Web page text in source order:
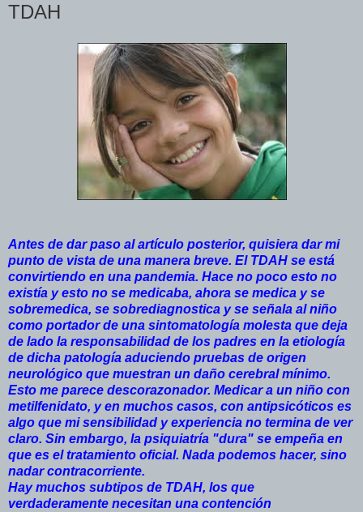
TDAH
Antes de dar paso al artículo posterior, quisiera dar mi
punto de vista de una manera breve. El TDAH se está
convirtiendo en una pandemia. Hace no poco esto no
existía y esto no se medicaba, ahora se medica y se
sobremedica, se sobrediagnostica y se señala al niño
como portador de una sintomatología molesta que deja
de lado la responsabilidad de los padres en la etiología
de dicha patología aduciendo pruebas de origen
neurológico que muestran un daño cerebral mínimo.
Esto me parece descorazonador. Medicar a un niño con
metilfenidato, y en muchos casos, con antipsicóticos es
algo que mi sensibilidad y experiencia no termina de ver
claro. Sin embargo, la psiquiatría "dura" se empeña en
que es el tratamiento oficial. Nada podemos hacer, sino
nadar contracorriente.
Hay muchos subtipos de TDAH, los que
verdaderamente necesitan una contención